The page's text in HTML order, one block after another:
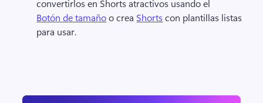
convertirlos en Shorts atractivos usando el
Botón de tamaño o crea Shorts con plantillas listas
para usar.